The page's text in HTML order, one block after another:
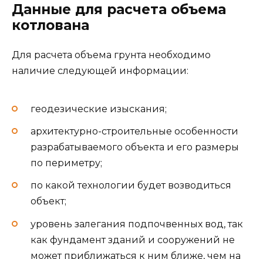
Данные для расчета объема
котлована
Для расчета объема грунта необходимо
наличие следующей информации:
геодезические изыскания;
архитектурно-строительные особенности
разрабатываемого объекта и его размеры
по периметру;
по какой технологии будет возводиться
объект;
уровень залегания подпочвенных вод, так
как фундамент зданий и сооружений не
может приближаться к ним ближе, чем на